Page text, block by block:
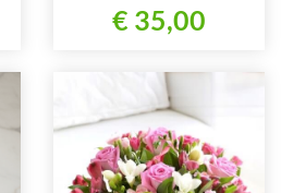
€ 35,00